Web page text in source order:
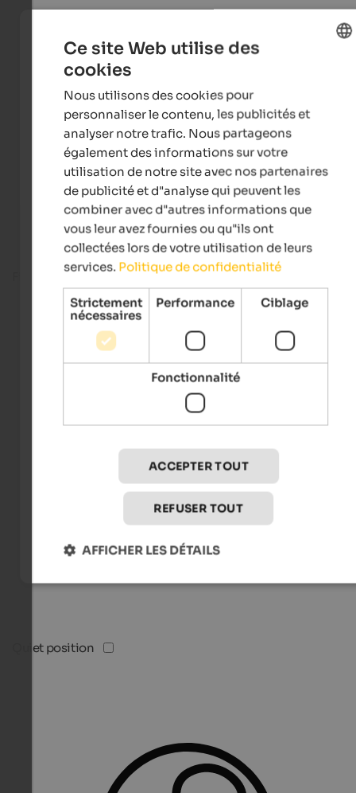
Quiet position
Ce site Web utilise des
cookies
Nous utilisons des cookies pour
personnaliser le contenu, les publicités et
analyser notre trafic. Nous partageons
également des informations sur votre
utilisation de notre site avec nos partenaires
de publicité et d"analyse qui peuvent les
combiner avec d"autres informations que
vous leur avez fournies ou qu"ils ont
collectées lors de votre utilisation de leurs
services. Politique de confidentialité
Strictement
nécessaires
Performance Ciblage
Fonctionnalité
ACCEPTER TOUT
REFUSER TOUT
AFFICHER LES DÉTAILS